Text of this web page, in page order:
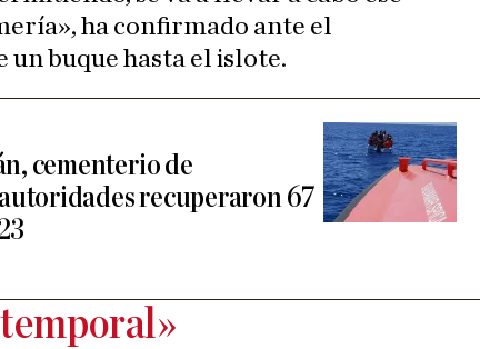
ha confirmado ante el
un buque hasta el islote.
cementerio de
recuperaron 67